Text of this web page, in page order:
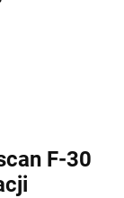
F-30